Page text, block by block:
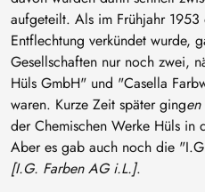
aufgeteilt. Als im Frühjahr
Entflechtung verkündet wurde,
Gesellschaften nur noch zwei,
Hüls GmbH" und "Casella
waren. Kurze Zeit später gingen
der Chemischen Werke Hüls in
Aber es gab auch noch die
[I.G. Farben AG i.L.].